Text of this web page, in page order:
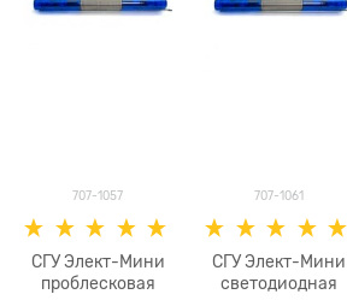
707-1057
СГУ Элект-Мини
проблесковая
707-1061
СГУ Элект-Мини
светодиодная